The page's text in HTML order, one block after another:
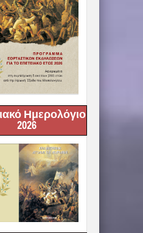
Ημερολόγιο
2026